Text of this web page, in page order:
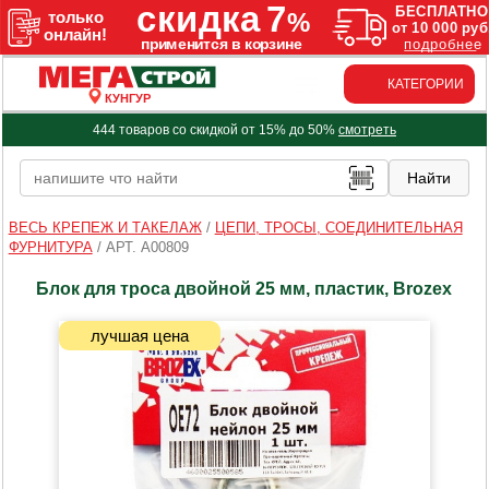
КУНГУР
КАТЕГОРИИ
444 товаров со скидкой от 15% до 50% смотреть
ВЕСЬ КРЕПЕЖ И ТАКЕЛАЖ/
ЦЕПИ, ТРОСЫ, СОЕДИНИТЕЛЬНАЯ
ФУРНИТУРА/ АРТ. A00809
Блок для троса двойной 25 мм, пластик, Brozex